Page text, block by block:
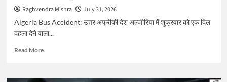
जूडो
रचा
इतिहास
Raghvendra Mishra
July 31, 2026
Algeria Bus Accident: उत्तर अफ्रीकी देश अल्जीरिया में शुक्रवार को एक दिल
दहला देने वाला...
Read MoreRead
अल्जीरिया